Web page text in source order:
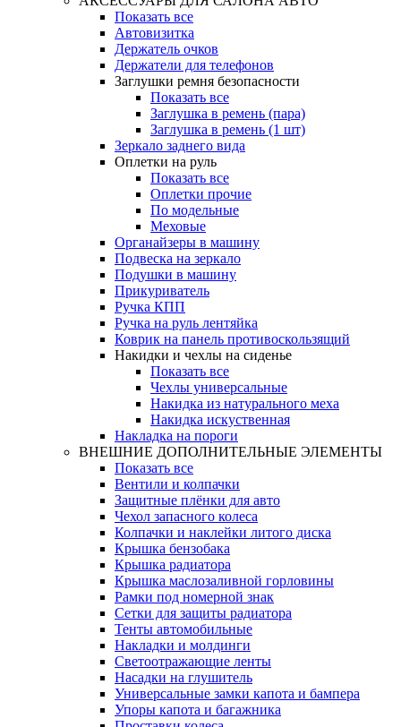
Показать все
Автовизитка
Держатель очков
Держатели для телефонов
Заглушки ремня безопасности
Показать все
Заглушка в ремень (пара)
Заглушка в ремень (1 шт)
Зеркало заднего вида
Оплетки на руль
Показать все
Оплетки прочиe
По модельные
Меховые
Органайзеры в машину
Подвеска на зеркало
Подушки в машину
Прикуриватель
Ручка КПП
Ручка на руль лентяйка
Коврик на панель противоскользящий
Накидки и чехлы на сиденье
Показать все
Чехлы универсальные
Накидка из натурального меха
Накидка искуственная
Накладка на пороги
ВНЕШНИЕ ДОПОЛНИТЕЛЬНЫЕ ЭЛЕМЕНТЫ
Показать все
Вентили и колпачки
Защитные плёнки для авто
Чехол запасного колеса
Колпачки и наклейки литого диска
Крышка бензобака
Крышка радиатора
Крышка маслозаливной горловины
Рамки под номерной знак
Сетки для защиты радиатора
Тенты автомобильные
Накладки и молдинги
Светоотражающие ленты
Насадки на глушитель
Универсальные замки капота и бампера
Упоры капота и багажника